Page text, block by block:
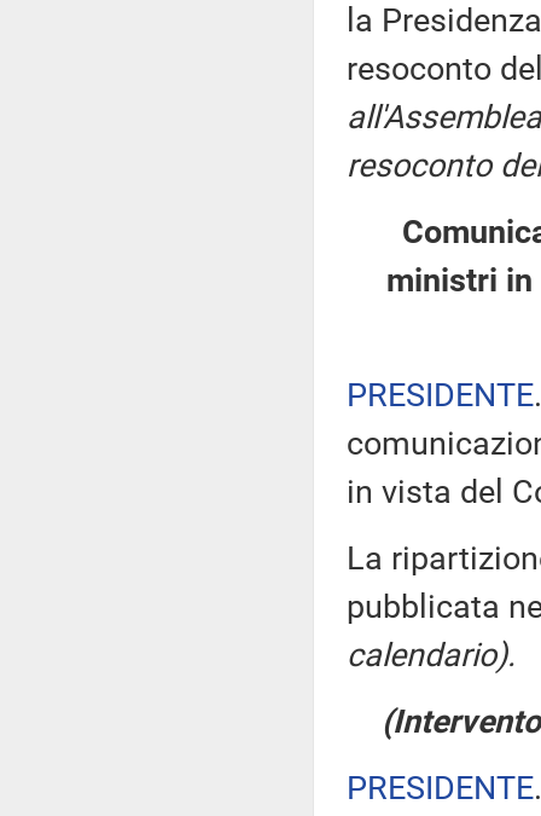
la
resoconto
resoconto
ministri in
PRESIDENTE
in vista del
La
pubblicata
calendario).
PRESIDENTE